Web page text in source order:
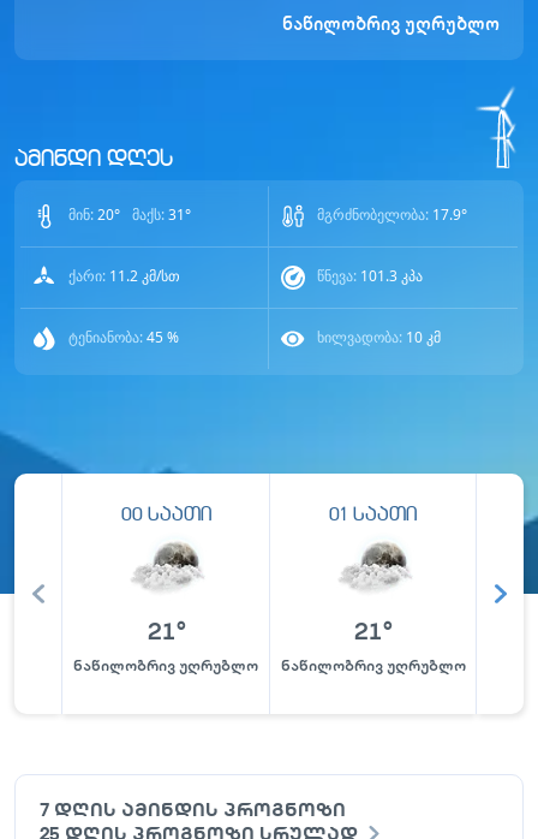
ნაწილობრივ უღრუბლო
ამინდი დღეს
მინ:20° მაქს:31° მგრძნობელობა: 17.9°
ქარი: 11.2კმ/სთ წნევა: 101.3კპა
ტენიანობა:45% ხილვადობა: 10კმ
00საათი
21°
ნაწილობრივ უღრუბლო
01 საათი
21°
ნაწილობრივ უღრუბლო
7 დღის ამინდის პროგნოზი
25 დღის პროგნოზი სრულად